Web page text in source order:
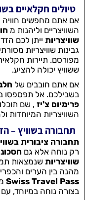
טיולים חקלאיים
אם אתם מחפשים חוויה
השוויצריים וליהנות מ
שוויצריות ייתן לכם
גבינות שוויצריות
מפורסם. תיירות
ששוויץ יכולה להציע.
אם אתם חובבים של
בשבילכם. אל תפספסו
פרימיום צ'יז , שם
השוויצריות המיוחדות
תחבורה בשוויץ –
תחבורה ציבורית
רק נוחה אלא גם
שוויצריות שנמצאות
מהנה בין הערים
Swiss Travel Pass
בצורה נוחה במיוחד,